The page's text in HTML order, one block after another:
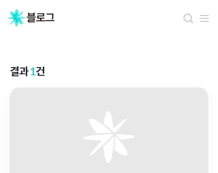
결과1건